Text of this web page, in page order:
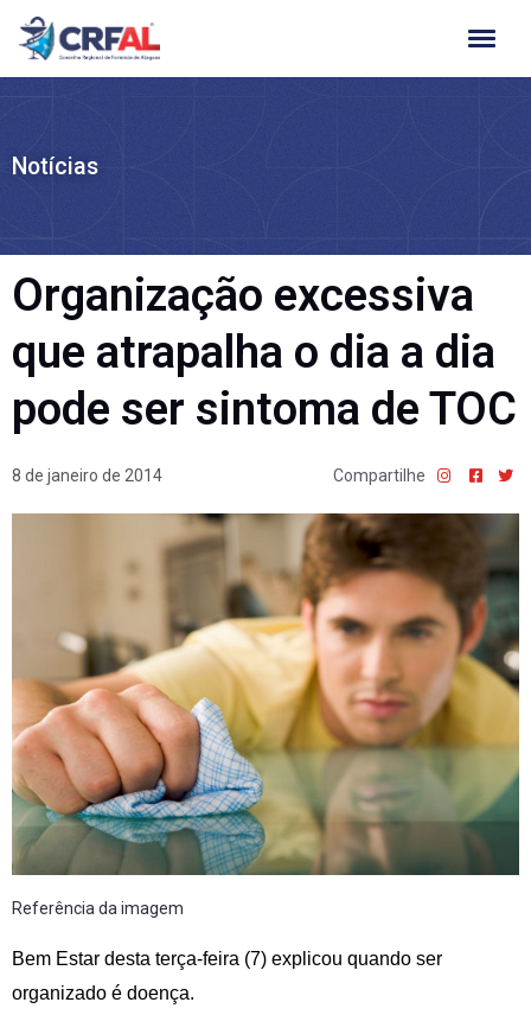
Ir
para
Notícias
Organização excessiva
que atrapalha o dia a dia
pode ser sintoma de TOC
8 de janeiro de 2014 Compartilhe
Referência da imagem
Bem Estar desta terça-feira (7) explicou quando ser
organizado é doença.